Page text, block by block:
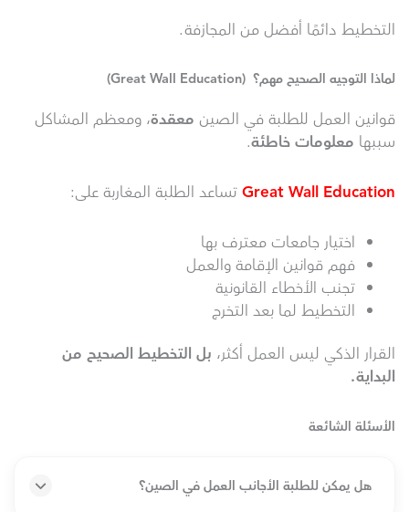
التخطيط دائمًا أفضل من المجازفة.
لماذا التوجيه الصحيح مهم؟ (Great Wall Education)
قوانين العمل للطلبة في الصين معقدة، ومعظم المشاكل
سببها معلومات خاطئة.
Great Wall Educationتساعد الطلبة المغاربة على:
اختيار جامعات معترف بها
فهم قوانين الإقامة والعمل
تجنب الأخطاء القانونية
التخطيط لما بعد التخرج
القرار الذكي ليس العمل أكثر، بل التخطيط الصحيح من
البداية.
الأسئلة الشائعة
هل يمكن للطلبة الأجانب العمل في الصين؟